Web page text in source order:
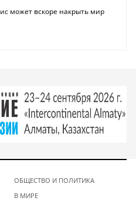
может вскоре накрыть мир
ОБЩЕСТВО И ПОЛИТИКА
В МИРЕ